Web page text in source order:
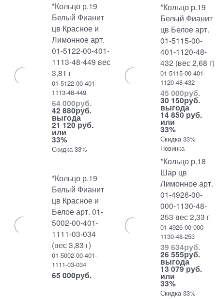
*Кольцо р.19
Белый Фианит
цв Красное и
Лимонное арт.
01-5122-00-401-
1113-48-449 вес
3,81 г
01-5122-00-401-
1113-48-449
64 000руб.
42 880руб.
выгода
21 120 руб.
или
33%
Скидка 33%
*Кольцо р.19
Белый Фианит
цв Белое арт.
01-5115-00-
401-1120-48-
432 (вес 2,68 г)
01-5115-00-401-
1120-48-432
45 000руб.
30 150руб.
выгода
14 850 руб.
или
33%
Скидка 33%
Новинка
*Кольцо р.19
Белый Фианит
цв Красное и
Белое арт. 01-
5002-00-401-
1111-03-034
(вес 3,83 г)
01-5002-00-401-
1111-03-034
65 000руб.
*Кольцо р.18
Шар цв
Лимонное арт.
01-4926-00-
000-1130-48-
253 вес 2,33 г
01-4926-00-000-
1130-48-253
39 634руб.
26 555руб.
выгода
13 079 руб.
или
33%
Скидка 33%